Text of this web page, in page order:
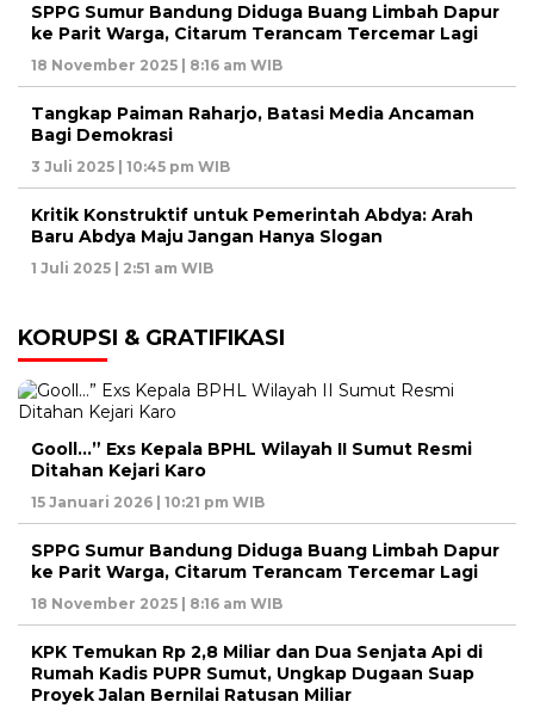
SPPG Sumur Bandung Diduga Buang Limbah Dapur
ke Parit Warga, Citarum Terancam Tercemar Lagi
18 November 2025 | 8:16 am WIB
Tangkap Paiman Raharjo, Batasi Media Ancaman
Bagi Demokrasi
3 Juli 2025 | 10:45 pm WIB
Kritik Konstruktif untuk Pemerintah Abdya: Arah
Baru Abdya Maju Jangan Hanya Slogan
1 Juli 2025 | 2:51 am WIB
KORUPSI & GRATIFIKASI
Gooll…” Exs Kepala BPHL Wilayah II Sumut Resmi
Ditahan Kejari Karo
15 Januari 2026 | 10:21 pm WIB
SPPG Sumur Bandung Diduga Buang Limbah Dapur
ke Parit Warga, Citarum Terancam Tercemar Lagi
18 November 2025 | 8:16 am WIB
KPK Temukan Rp 2,8 Miliar dan Dua Senjata Api di
Rumah Kadis PUPR Sumut, Ungkap Dugaan Suap
Proyek Jalan Bernilai Ratusan Miliar